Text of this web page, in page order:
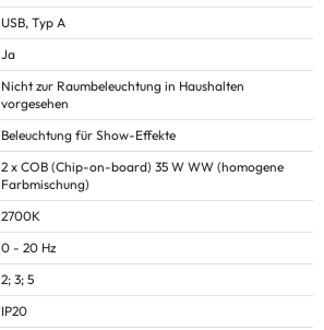
USB, Typ A
Ja
Nicht zur Raumbeleuchtung in Haushalten
vorgesehen
Beleuchtung für Show-Effekte
2 x COB (Chip-on-board) 35 W WW (homogene
Farbmischung)
2700K
0 - 20 Hz
2; 3; 5
IP20